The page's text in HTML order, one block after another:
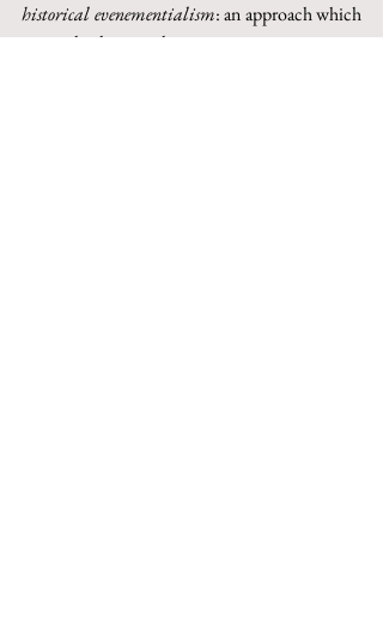
historical evenementialism: an approach which
turns the historical novum into a creatio ex